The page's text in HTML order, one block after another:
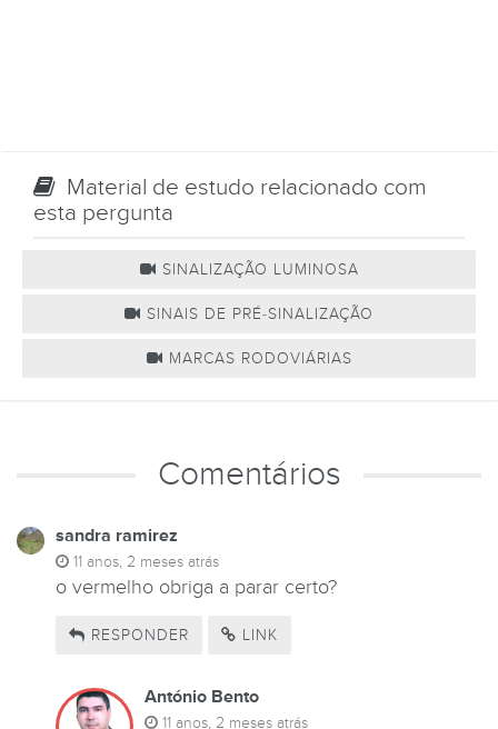
Material de estudo relacionado com
esta pergunta
SINALIZAÇÃO LUMINOSA
SINAIS DE PRÉ-SINALIZAÇÃO
MARCAS RODOVIÁRIAS
Comentários
sandra ramirez
11 anos, 2 meses atrás
o vermelho obriga a parar certo?
RESPONDER LINK
António Bento
11 anos, 2 meses atrás